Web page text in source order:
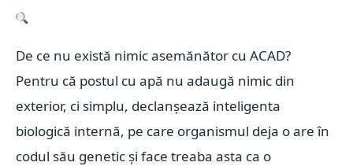
De ce nu există nimic asemănător cu ACAD?
Pentru că postul cu apă nu adaugă nimic din
exterior, ci simplu, declanșează inteligenta
biologică internă, pe care organismul deja o are în
codul său genetic și face treaba asta ca o